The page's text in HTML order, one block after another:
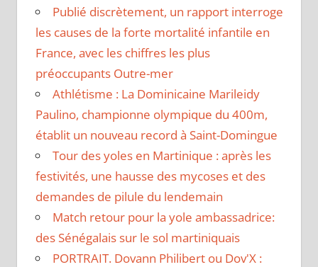
Publié discrètement, un rapport interroge
les causes de la forte mortalité infantile en
France, avec les chiffres les plus
préoccupants Outre-mer
Athlétisme : La Dominicaine Marileidy
Paulino, championne olympique du 400m,
établit un nouveau record à Saint-Domingue
Tour des yoles en Martinique : après les
festivités, une hausse des mycoses et des
demandes de pilule du lendemain
Match retour pour la yole ambassadrice:
des Sénégalais sur le sol martiniquais
PORTRAIT. Dovann Philibert ou Dov'X :